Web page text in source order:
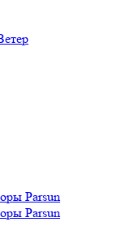
Parsun
Parsun